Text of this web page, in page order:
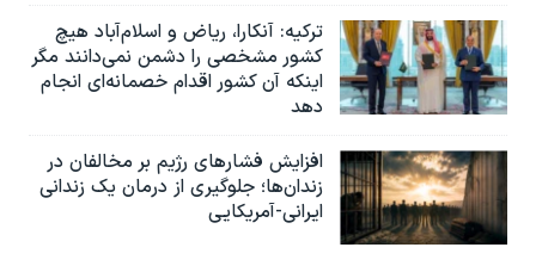
ترکیه: آنکارا، ریاض و اسلام‌آباد هیچ
کشور مشخصی را دشمن نمی‌دانند مگر
اینکه آن کشور اقدام خصمانه‌ای انجام
دهد
افزایش فشارهای رژیم بر مخالفان در
زندان‌ها؛ جلوگیری از درمان یک زندانی
ایرانی-آمریکایی